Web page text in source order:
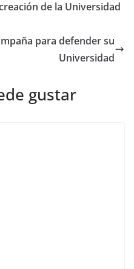
de la Universidad
para defender su
Universidad
gustar